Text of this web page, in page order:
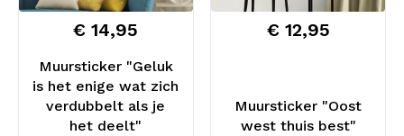
Muursticker "Geluk
is het enige wat zich
verdubbelt als je
het deelt"
€ 14,95
Muursticker "Oost
west thuis best"
€ 12,95